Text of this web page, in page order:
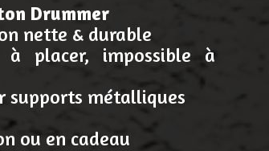
Drummer
nette & durable
placer, impossible à
supports métalliques
ou en cadeau